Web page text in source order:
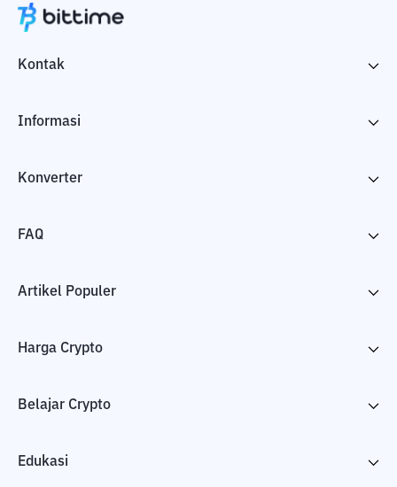
Kontak
Informasi
Konverter
FAQ
Artikel Populer
Harga Crypto
Belajar Crypto
Edukasi